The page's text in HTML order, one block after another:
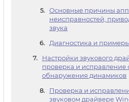
Основные причины
неисправностей,
звука
Диагностика и
Настройки звукового
проверка и исправление
обнаружения динамиков
Проверка и
звуковом драйвере